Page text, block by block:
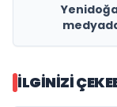
İLGINIZI